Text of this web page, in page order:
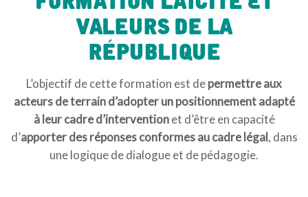
Valeurs De La
République
L’objectif de cette formation est depermettre aux
acteurs de terrain d’adopter un positionnement adapté
à leur cadre d’interventionet d’être en capacité
d’apporter des réponses conformes au cadre légal, dans
une logique de dialogue et de pédagogie.